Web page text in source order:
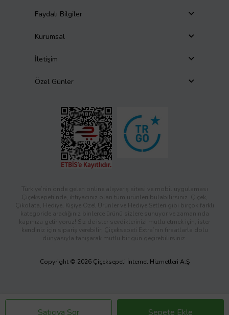
Satıcıya Sor Sepete Ekle
Faydalı Bilgiler
Kurumsal
İletişim
Özel Günler
Türkiye’nin önde gelen online alışveriş sitesi ve mobil uygulaması
Çiçeksepeti’nde, ihtiyacınız olan tüm ürünleri bulabilirsiniz. Çiçek,
Çikolata, Hediye, Kişiye Özel Ürünler ve Hediye Setleri gibi birçok farklı
kategoride aradığınız binlerce ürünü sizlere sunuyor ve zamanında
kapınıza getiriyoruz! Siz de ister sevdiklerinizi mutlu etmek için, ister
kendiniz için sipariş verebilir; Çiçeksepeti Extra’nın fırsatlarla dolu
dünyasıyla tanışarak mutlu bir gün geçirebilirsiniz.
Copyright © 2026 Çiçeksepeti İnternet Hizmetleri A.Ş